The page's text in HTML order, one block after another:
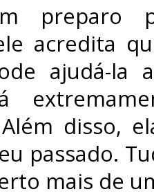
acredita
ajudá-la
disso,
passado.
mais de